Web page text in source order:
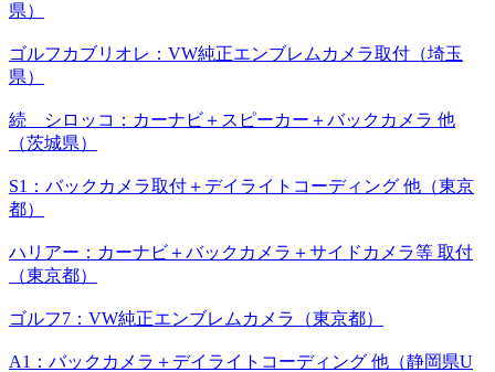
県）
ゴルフカブリオレ：VW純正エンブレムカメラ取付（埼玉
県）
続 シロッコ：カーナビ＋スピーカー＋バックカメラ 他
（茨城県）
S1：バックカメラ取付＋デイライトコーディング 他（東京
都）
ハリアー：カーナビ＋バックカメラ＋サイドカメラ等 取付
（東京都）
ゴルフ7：VW純正エンブレムカメラ（東京都）
A1：バックカメラ＋デイライトコーディング 他（静岡県U